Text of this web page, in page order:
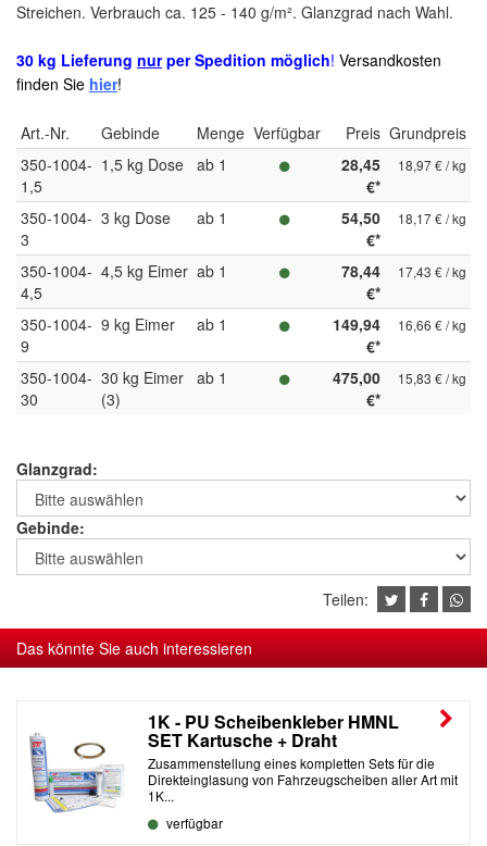
Streichen. Verbrauch ca. 125 - 140 g/m². Glanzgrad nach Wahl.
30 kg Lieferung nurper Spedition möglich! Versandkosten
finden Sie hier!
Art.-Nr. Gebinde Menge Verfügbar Preis Grundpreis
350-1004-
1,5
1,5 kg Dose ab 1
28,45
€*
18,97 € / kg
350-1004-
3
3 kg Dose ab 1
54,50
€*
18,17 € / kg
350-1004-
4,5
4,5 kg Eimer ab 1
78,44
€*
17,43 € / kg
350-1004-
9
9 kg Eimer ab 1
149,94
€*
16,66 € / kg
350-1004-
30
30 kg Eimer
(3)
ab 1
475,00
€*
15,83 € / kg
Glanzgrad:
Gebinde:
Teilen:
Das könnte Sie auch interessieren
1K - PU Scheibenkleber HMNL
SET Kartusche + Draht
Zusammenstellung eines kompletten Sets für die
Direkteinglasung von Fahrzeugscheiben aller Art mit
1K...
verfügbar